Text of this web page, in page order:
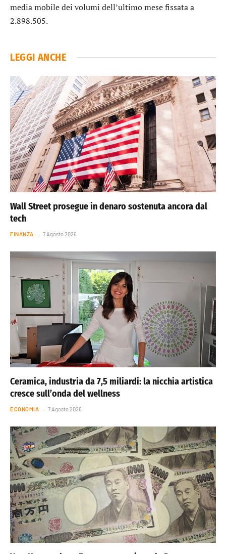
media mobile dei volumi dell’ultimo mese fissata a
2.898.505.
LEGGI ANCHE
Wall Street prosegue in denaro sostenuta ancora dal
tech
FINANZA 7 Agosto 2026
Ceramica, industria da 7,5 miliardi: la nicchia artistica
cresce sull’onda del wellness
ECONOMIA 7 Agosto 2026